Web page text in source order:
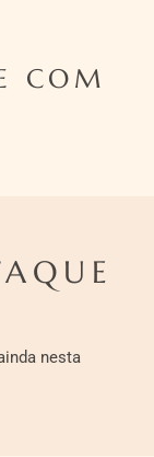
COM
nesta